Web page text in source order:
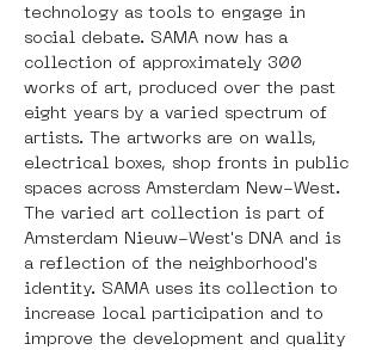
technology as tools to engage in
social debate. SAMA now has a
collection of approximately 300
works of art, produced over the past
eight years by a varied spectrum of
artists. The artworks are on walls,
electrical boxes, shop fronts in public
spaces across Amsterdam New-West.
The varied art collection is part of
Amsterdam Nieuw-West's DNA and is
a reflection of the neighborhood's
identity. SAMA uses its collection to
increase local participation and to
improve the development and quality